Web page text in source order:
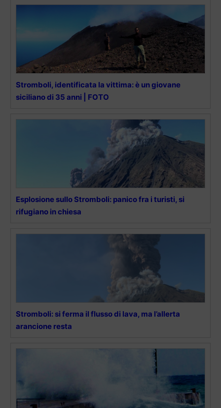
Stromboli, identificata la vittima: è un giovane
siciliano di 35 anni | FOTO
Esplosione sullo Stromboli: panico fra i turisti, si
rifugiano in chiesa
Stromboli: si ferma il flusso di lava, ma l’allerta
arancione resta